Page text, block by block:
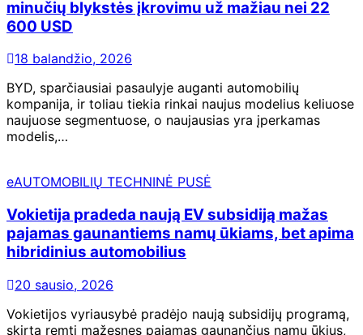
minučių blykstės įkrovimu už mažiau nei 22
600 USD
18 balandžio, 2026
BYD, sparčiausiai pasaulyje auganti automobilių
kompanija, ir toliau tiekia rinkai naujus modelius keliuose
naujuose segmentuose, o naujausias yra įperkamas
modelis,…
eAUTOMOBILIŲ TECHNINĖ PUSĖ
Vokietija pradeda naują EV subsidiją mažas
pajamas gaunantiems namų ūkiams, bet apima
hibridinius automobilius
20 sausio, 2026
Vokietijos vyriausybė pradėjo naują subsidijų programą,
skirtą remti mažesnes pajamas gaunančius namų ūkius,